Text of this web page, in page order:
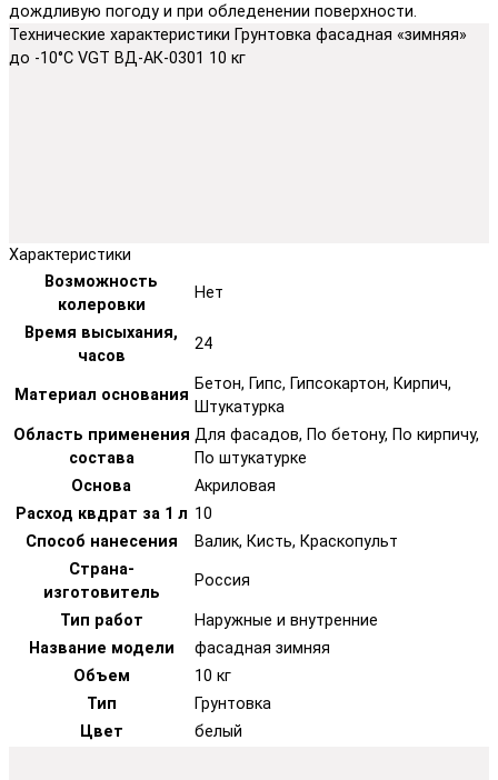
дождливую погоду и при обледенении поверхности.
Технические характеристики Грунтовка фасадная «зимняя»
до -10°С VGT ВД-АК-0301 10 кг
Характеристики
Возможность
колеровки
Нет
Время высыхания,
часов
24
Материал основания
Бетон, Гипс, Гипсокартон, Кирпич,
Штукатурка
Область применения
состава
Для фасадов, По бетону, По кирпичу,
По штукатурке
Основа
Акриловая
Расход квдрат за 1 л 10
Способ нанесения
Валик, Кисть, Краскопульт
Страна-
изготовитель
Россия
Тип работ
Наружные и внутренние
Название модели
фасадная зимняя
Объем
10 кг
Тип
Грунтовка
Цвет
белый